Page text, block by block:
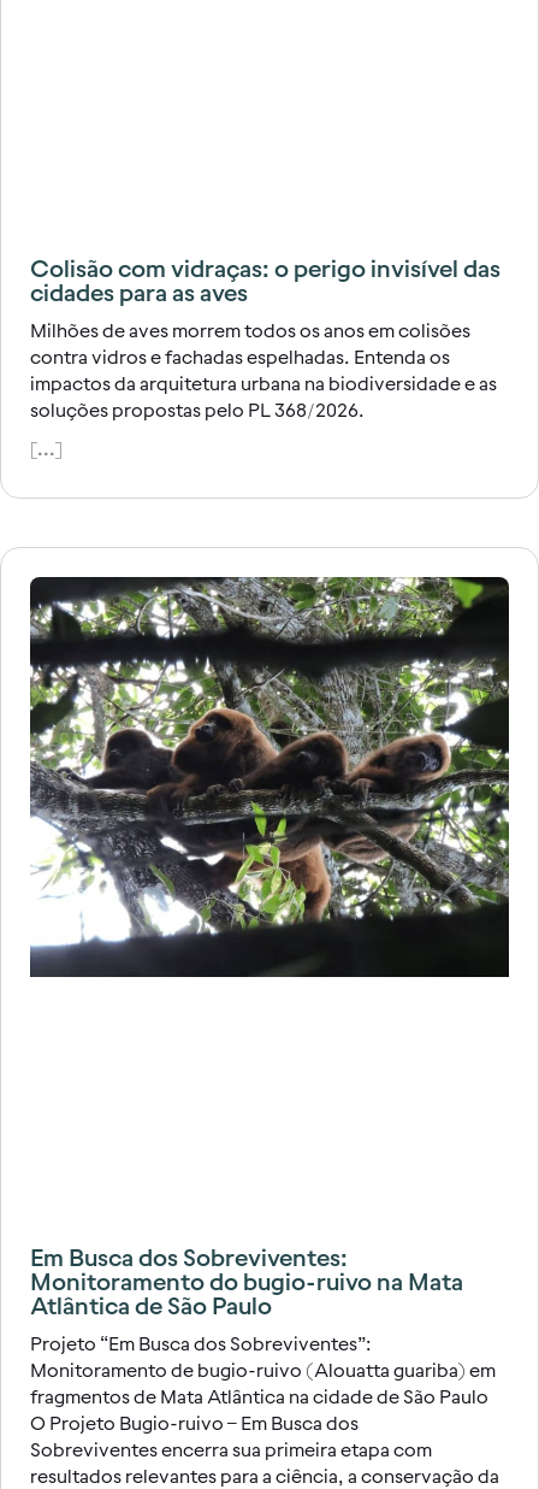
Colisão com vidraças: o perigo invisível das
cidades para as aves
Milhões de aves morrem todos os anos em colisões
contra vidros e fachadas espelhadas. Entenda os
impactos da arquitetura urbana na biodiversidade e as
soluções propostas pelo PL 368/2026.
[...]
Em Busca dos Sobreviventes:
Monitoramento do bugio-ruivo na Mata
Atlântica de São Paulo
Projeto “Em Busca dos Sobreviventes”:
Monitoramento de bugio-ruivo (Alouatta guariba) em
fragmentos de Mata Atlântica na cidade de São Paulo
O Projeto Bugio-ruivo – Em Busca dos
Sobreviventes encerra sua primeira etapa com
resultados relevantes para a ciência, a conservação da